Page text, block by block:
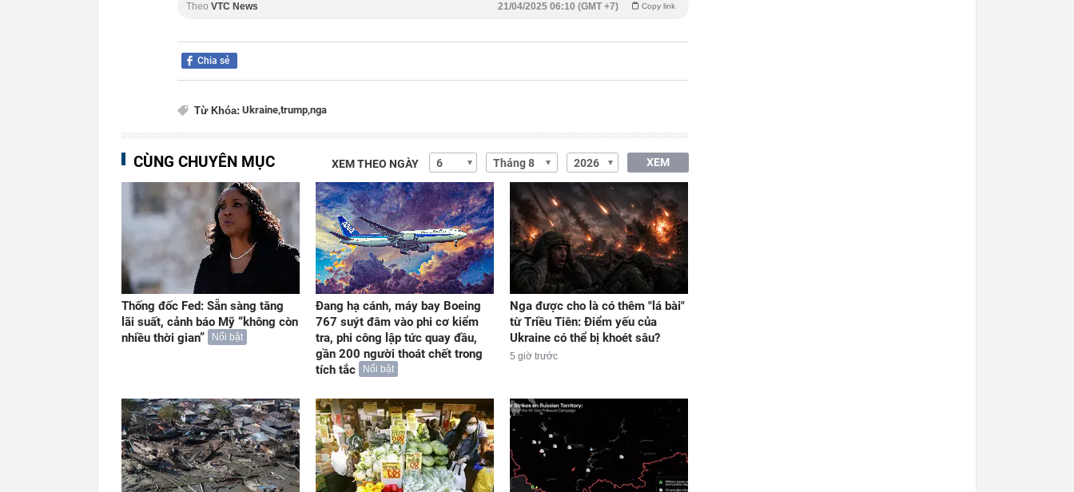
Theo VTC News Copy link
21/04/2025 06:10 (GMT +7)
Chia sẻ
Từ Khóa: Ukraine,trump,nga
CÙNG CHUYÊN MỤC XEM THEO NGÀY XEM
Thống đốc Fed: Sẵn sàng tăng
lãi suất, cảnh báo Mỹ “không còn
nhiều thời gian”
Nổi bật
Đang hạ cánh, máy bay Boeing
767 suýt đâm vào phi cơ kiểm
tra, phi công lập tức quay đầu,
gần 200 người thoát chết trong
tích tắc
Nổi bật
Nga được cho là có thêm "lá bài"
từ Triều Tiên: Điểm yếu của
Ukraine có thể bị khoét sâu?
5 giờ trước